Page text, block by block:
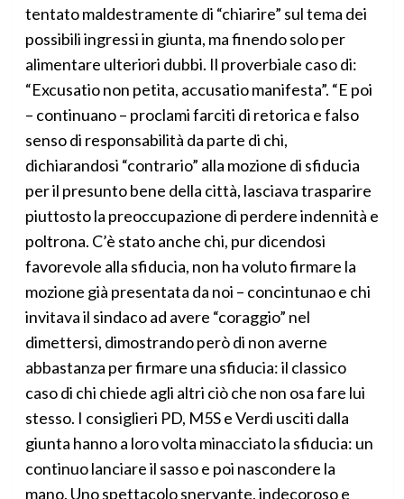
tentato maldestramente di “chiarire” sul tema dei
possibili ingressi in giunta, ma finendo solo per
alimentare ulteriori dubbi. Il proverbiale caso di:
“Excusatio non petita, accusatio manifesta”. “E poi
– continuano – proclami farciti di retorica e falso
senso di responsabilità da parte di chi,
dichiarandosi “contrario” alla mozione di sfiducia
per il presunto bene della città, lasciava trasparire
piuttosto la preoccupazione di perdere indennità e
poltrona. C’è stato anche chi, pur dicendosi
favorevole alla sfiducia, non ha voluto firmare la
mozione già presentata da noi – concintunao e chi
invitava il sindaco ad avere “coraggio” nel
dimettersi, dimostrando però di non averne
abbastanza per firmare una sfiducia: il classico
caso di chi chiede agli altri ciò che non osa fare lui
stesso. I consiglieri PD, M5S e Verdi usciti dalla
giunta hanno a loro volta minacciato la sfiducia: un
continuo lanciare il sasso e poi nascondere la
mano. Uno spettacolo snervante, indecoroso e